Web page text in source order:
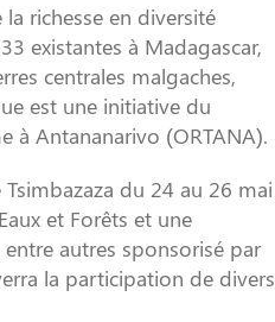
richesse en diversité
existantes à Madagascar,
centrales malgaches,
est une initiative du
à Antananarivo (ORTANA).
du 24 au 26 mai
et Forêts et une
autres sponsorisé par
la participation de divers